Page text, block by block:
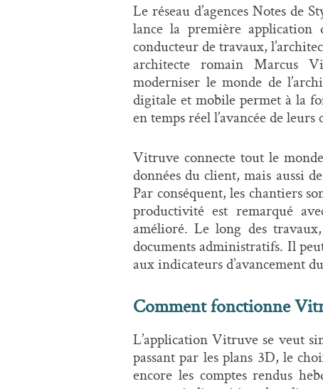
Le réseau d’agences Notes de
lance la première
conducteur de travaux,
architecte romain Marcus
moderniser le monde de
digitale et mobile permet à la
en temps réel l’avancée de leurs
Vitruve connecte tout le
données du client, mais aussi
Par conséquent, les chantiers
productivité est remarqué
amélioré. Le long des
documents administratifs. Il
aux indicateurs d’avancement
Comment fonctionne
L’application Vitruve se veut
passant par les plans 3D, le
encore les comptes rendus